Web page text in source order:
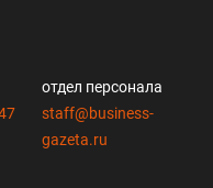
отдел персонала
staff@business-
gazeta.ru